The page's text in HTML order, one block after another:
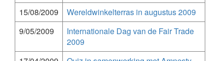
15/08/2009
Wereldwinkelterras in augustus 2009
9/05/2009
Internationale Dag van de Fair Trade
2009